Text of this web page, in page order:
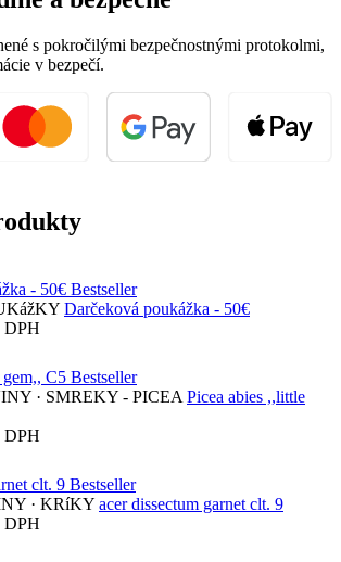
s pokročilými bezpečnostnými protokolmi,
v bezpečí.
Bestseller
Darčeková poukážka - 50€
DPH
Bestseller
· SMREKY - PICEA Picea abies ,,little
DPH
Bestseller
· KRíKY acer dissectum garnet clt. 9
DPH